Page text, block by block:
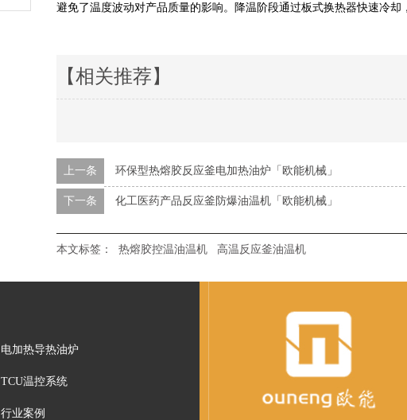
避免了温度波动对产品质量的影响。降温阶段通过板式换热器快速冷却
【相关推荐】
上一条 环保型热熔胶反应釜电加热油炉「欧能机械」
下一条 化工医药产品反应釜防爆油温机「欧能机械」
本文标签： 热熔胶控温油温机 高温反应釜油温机
电加热导热油炉
TCU温控系统
行业案例